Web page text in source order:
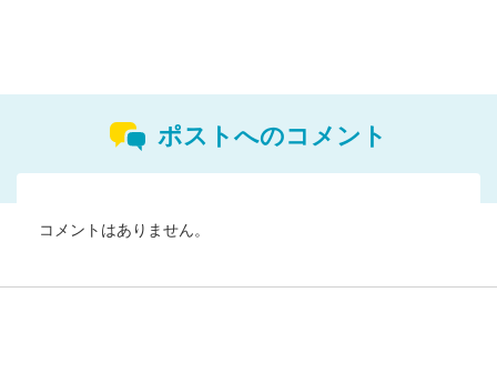
ポストへのコメント
コメントはありません。